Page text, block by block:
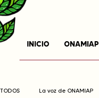
INICIO ONAMIAP
TODOS La voz de ONAMIAP